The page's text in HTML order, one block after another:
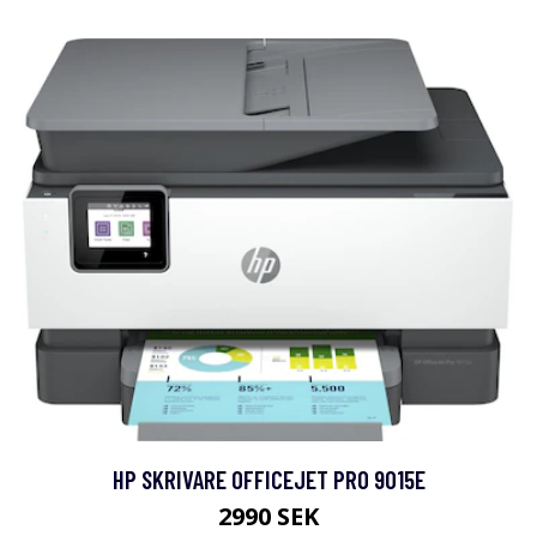
HP SKRIVARE OFFICEJET PRO 9015E
2990 SEK